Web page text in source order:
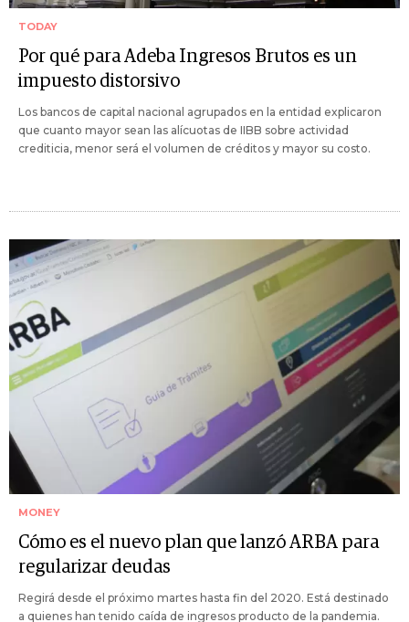
TODAY
Por qué para Adeba Ingresos Brutos es un
impuesto distorsivo
Los bancos de capital nacional agrupados en la entidad explicaron
que cuanto mayor sean las alícuotas de IIBB sobre actividad
crediticia, menor será el volumen de créditos y mayor su costo.
MONEY
Cómo es el nuevo plan que lanzó ARBA para
regularizar deudas
Regirá desde el próximo martes hasta fin del 2020. Está destinado
a quienes han tenido caída de ingresos producto de la pandemia.